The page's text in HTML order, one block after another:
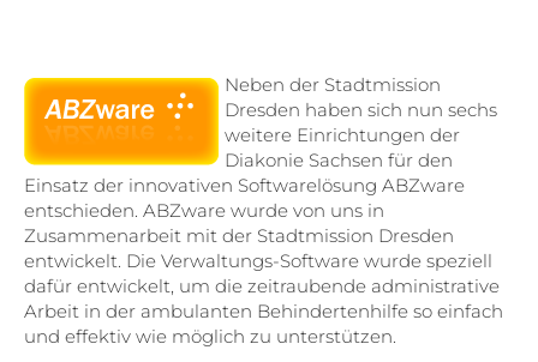
Neben der Stadtmission
Dresden haben sich nun sechs
weitere Einrichtungen der
Diakonie Sachsen für den
Einsatz der innovativen Softwarelösung ABZware
entschieden. ABZware wurde von uns in
Zusammenarbeit mit der Stadtmission Dresden
entwickelt. Die Verwaltungs-Software wurde speziell
dafür entwickelt, um die zeitraubende administrative
Arbeit in der ambulanten Behindertenhilfe so einfach
und effektiv wie möglich zu unterstützen.